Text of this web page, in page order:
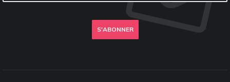
S'ABONNER